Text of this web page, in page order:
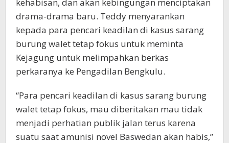
drama-drama baru. Teddy menyarankan
kepada para pencari keadilan di kasus sarang
burung walet tetap fokus untuk meminta
Kejagung untuk melimpahkan berkas
perkaranya ke Pengadilan Bengkulu.
“Para pencari keadilan di kasus sarang burung
walet tetap fokus, mau diberitakan mau tidak
menjadi perhatian publik jalan terus karena
suatu saat amunisi novel Baswedan akan habis,”